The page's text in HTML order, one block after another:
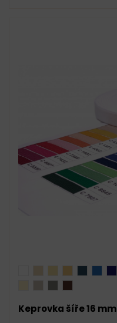
Keprovka šíře 16 mm